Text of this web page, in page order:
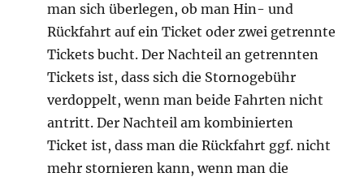
man sich überlegen, ob man Hin- und
Rückfahrt auf ein Ticket oder zwei getrennte
Tickets bucht. Der Nachteil an getrennten
Tickets ist, dass sich die Stornogebühr
verdoppelt, wenn man beide Fahrten nicht
antritt. Der Nachteil am kombinierten
Ticket ist, dass man die Rückfahrt ggf. nicht
mehr stornieren kann, wenn man die